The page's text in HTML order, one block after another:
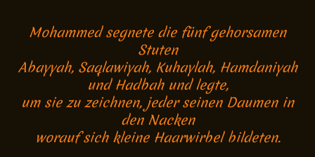
Mohammed segnete die fünf gehorsamen
Stuten
Abayyah, Saqlawiyah, Kuhaylah, Hamdaniyah
und Hadbah und legte,
um sie zu zeichnen, jeder seinen Daumen in
den Nacken
worauf sich kleine Haarwirbel bildeten.